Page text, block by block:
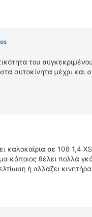
του
αυτοκίνητα μέχρι και
καλοκαίρια σε 106 1,4
κάποιος θέλει πολλά
ή αλλάζει